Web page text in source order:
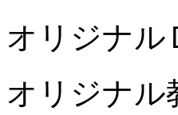
オリジナル
オリジナル